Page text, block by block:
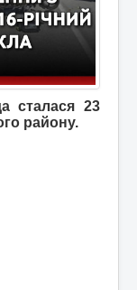
сталася 23
району.